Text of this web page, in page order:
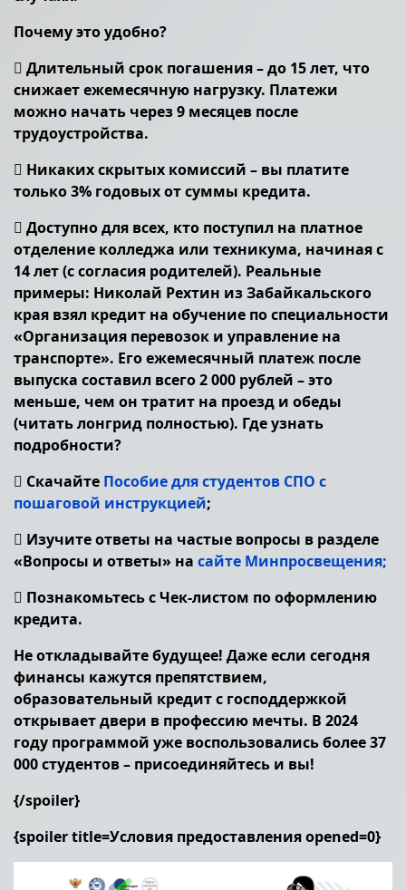
Почему это удобно?
 Длительный срок погашения – до 15 лет, что
снижает ежемесячную нагрузку. Платежи
можно начать через 9 месяцев после
трудоустройства.
 Никаких скрытых комиссий – вы платите
только 3% годовых от суммы кредита.
 Доступно для всех, кто поступил на платное
отделение колледжа или техникума, начиная с
14 лет (с согласия родителей). Реальные
примеры: Николай Рехтин из Забайкальского
края взял кредит на обучение по специальности
«Организация перевозок и управление на
транспорте». Его ежемесячный платеж после
выпуска составил всего 2 000 рублей – это
меньше, чем он тратит на проезд и обеды
(читать лонгрид полностью). Где узнать
подробности?
 Скачайте Пособие для студентов СПО с
пошаговой инструкцией;
 Изучите ответы на частые вопросы в разделе
«Вопросы и ответы» на сайте Минпросвещения;
 Познакомьтесь с Чек-листом по оформлению
кредита.
Не откладывайте будущее! Даже если сегодня
финансы кажутся препятствием,
образовательный кредит с господдержкой
открывает двери в профессию мечты. В 2024
году программой уже воспользовались более 37
000 студентов – присоединяйтесь и вы!
{/spoiler}
{spoiler title=Условия предоставления opened=0}